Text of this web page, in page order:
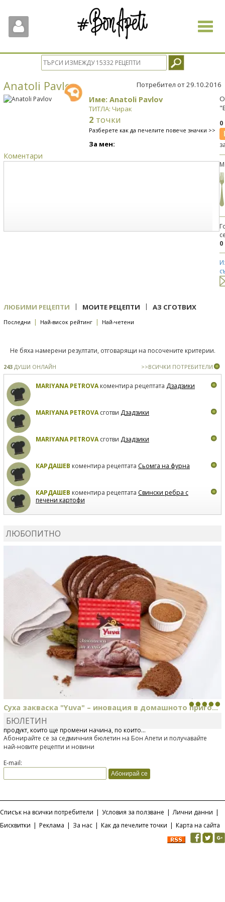
Toggle
Anatoli Pavlov Потребител от 29.10.2016
Име: Anatoli Pavlov
ТИТЛА: Чирак
2 точки
Разберете как да печелите повече значки >>
За мен:
Коментари
0
ЛЮБИМИ РЕЦЕПТИ | МОИТЕ РЕЦЕПТИ | АЗ СГОТВИХ
Последни | Най-висок рейтинг | Най-четени
Не бяха намерени резултати, отговарящи на посочените критерии.
243 ДУШИ ОНЛАЙН >>ВСИЧКИ ПОТРЕБИТЕЛИ
MARIYANA PETROVAкоментира рецептата Дзадзики
MARIYANA PETROVAсготви Дзадзики
MARIYANA PETROVAсготви Дзадзики
КАРДАШЕВ коментира рецептата Сьомга на фурна
КАРДАШЕВ коментира рецептата Свински ребра с
печени картофи
ЛЮБОПИТНО
Суха закваска "Yuva" – иновация в домашното приго...
Отскоро Лесафр България стартира предлагането на изцяло нов
продукт, който ще промени начина, по който...
БЮЛЕТИН
Абонирайте се за седмичния бюлетин на Бон Апети и получавайте
най-новите рецепти и новини
E-mail:
Списък на всички потребители | Условия за ползване | Лични данни |
Бисквитки | Реклама | За нас | Как да печелите точки | Карта на сайта